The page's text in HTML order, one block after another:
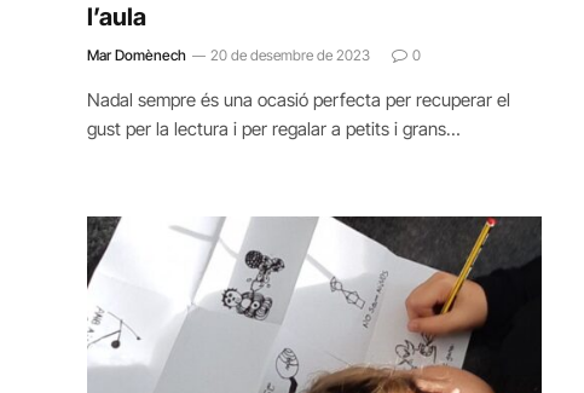
l’aula
Mar Domènech 20 de desembre de 2023 0
Nadal sempre és una ocasió perfecta per recuperar el
gust per la lectura i per regalar a petits i grans…